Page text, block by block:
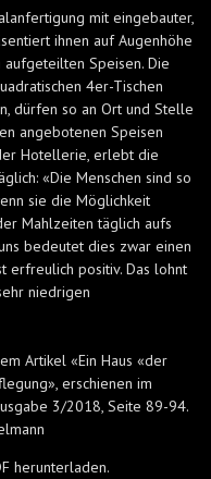
mit eingebauter,
ihnen auf Augenhöhe
Speisen. Die
4er-Tischen
dürfen so an Ort und Stelle
angebotenen Speisen
Hotellerie, erlebt die
«Die Menschen sind so
sie die Möglichkeit
Mahlzeiten täglich aufs
bedeutet dies zwar einen
erfreulich positiv. Das lohnt
niedrigen
Artikel «Ein Haus «der
erschienen im
3/2018, Seite 89-94.
herunterladen.